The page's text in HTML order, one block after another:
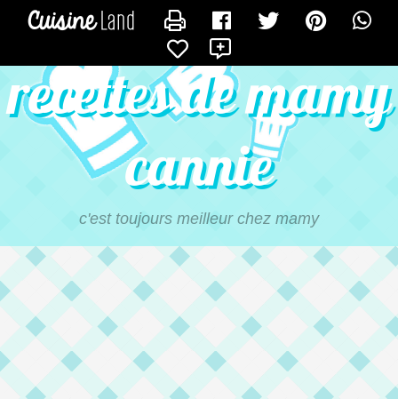
recettes de mamy
cannie
c'est toujours meilleur chez mamy
CONTACTER MAMYCANNIE